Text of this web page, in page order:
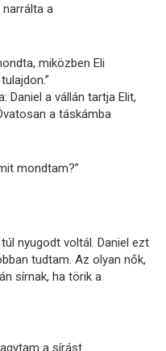
a
miközben Eli
Daniel a vállán tartja Elit,
a táskámba
mondtam?”
nyugodt voltál. Daniel ezt
tudtam. Az olyan nők,
sírnak, ha törik a
a sírást.